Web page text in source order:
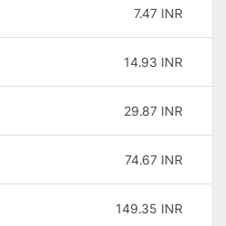
7.47 INR
14.93 INR
29.87 INR
74.67 INR
149.35 INR